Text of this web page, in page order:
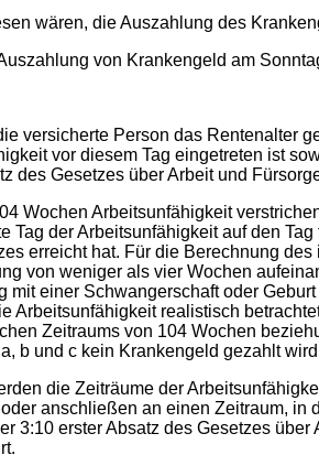
die Auszahlung des
von Krankengeld am
Person das Rentenalter
vor diesem Tag eingetreten ist
des Gesetzes über Arbeit und
Arbeitsunfähigkeit verstrichen
der Arbeitsunfähigkeit auf den
erreicht hat. Für die Berechnung
von weniger als vier Wochen
einer Schwangerschaft oder
realistisch
Zeitraums von 104 Wochen
b und c kein Krankengeld gezahlt
die Zeiträume der
anschließen an einen Zeitraum, in
3:10 erster Absatz des Gesetzes